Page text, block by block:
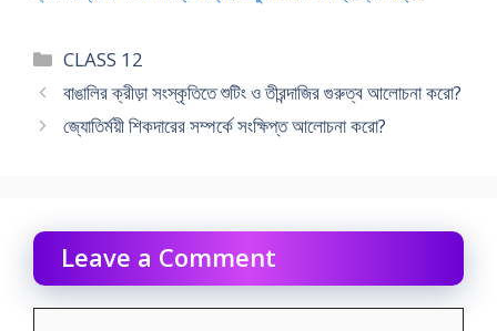
Categories
CLASS 12
বাঙালির ক্রীড়া সংস্কৃতিতে শুটিং ও তীরন্দাজির গুরুত্ব আলোচনা করো?
জ্যোতির্ময়ী শিকদারের সম্পর্কে সংক্ষিপ্ত আলোচনা করো?
Leave a Comment